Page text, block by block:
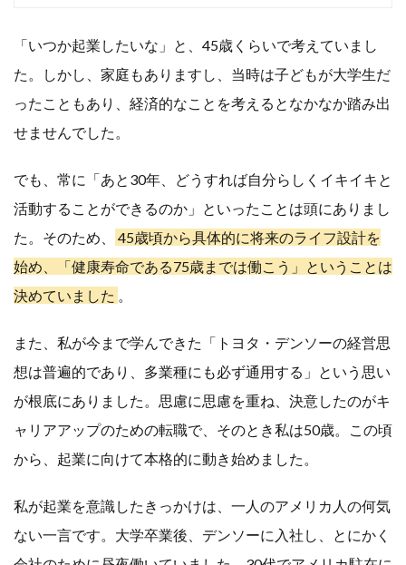
「いつか起業したいな」と、45歳くらいで考えていまし
た。しかし、家庭もありますし、当時は子どもが大学生だ
ったこともあり、経済的なことを考えるとなかなか踏み出
せませんでした。
でも、常に「あと30年、どうすれば自分らしくイキイキと
活動することができるのか」といったことは頭にありまし
た。そのため、
45歳頃から具体的に将来のライフ設計を
始め、「健康寿命である75歳までは働こう」ということは
決めていました 。
また、私が今まで学んできた「トヨタ・デンソーの経営思
想は普遍的であり、多業種にも必ず通用する」という思い
が根底にありました。思慮に思慮を重ね、決意したのがキ
ャリアアップのための転職で、そのとき私は50歳。この頃
から、起業に向けて本格的に動き始めました。
私が起業を意識したきっかけは、一人のアメリカ人の何気
ない一言です。大学卒業後、デンソーに入社し、とにかく